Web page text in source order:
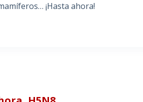
¡Hasta ahora!